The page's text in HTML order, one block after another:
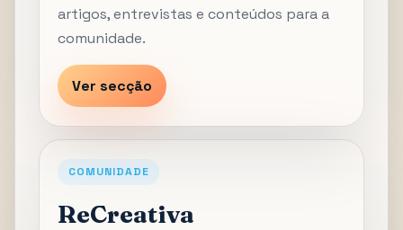
artigos, entrevistas e conteúdos para a
comunidade.
Ver secção
COMUNIDADE
ReCreativa